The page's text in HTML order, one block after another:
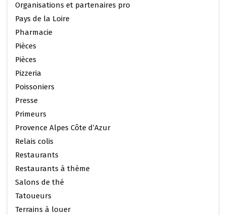
Organisations et partenaires pro
Pays de la Loire
Pharmacie
Pièces
Pièces
Pizzeria
Poissoniers
Presse
Primeurs
Provence Alpes Côte d’Azur
Relais colis
Restaurants
Restaurants à thème
Salons de thé
Tatoueurs
Terrains à louer